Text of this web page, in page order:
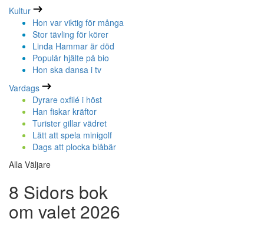
Kultur
Hon var viktig för många
Stor tävling för körer
Linda Hammar är död
Populär hjälte på bio
Hon ska dansa i tv
Vardags
Dyrare oxfilé i höst
Han fiskar kräftor
Turister gillar vädret
Lätt att spela minigolf
Dags att plocka blåbär
Alla Väljare
8 Sidors bok
om valet 2026